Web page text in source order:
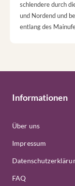
schlendere durch
und Nordend und
entlang des
Informationen
Über uns
Impressum
FAQ